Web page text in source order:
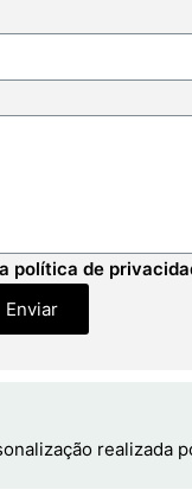
política de
Enviar
realizada